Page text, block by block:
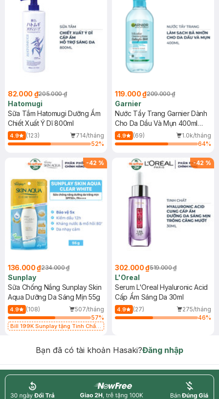
82.000 ₫205.000 ₫
Hatomugi
Sữa Tắm Hatomugi Dưỡng Ẩm
Chiết Xuất Ý Dĩ 800ml
4.9 (123)
714/tháng
52%
119.000 ₫209.000 ₫
Garnier
Nước Tẩy Trang Garnier Dành
Cho Da Dầu Và Mụn 400ml
(Mới)
4.9 (69)
1.0k/tháng
64%
-42 %
136.000 ₫234.000 ₫
Sunplay
Sữa Chống Nắng Sunplay Skin
Aqua Dưỡng Da Sáng Mịn 55g
4.9 (108)
507/tháng
57%
Bill 199K Sunplay tặng Tinh Chất
-42 %
302.000 ₫519.000 ₫
L'Oreal
Serum L'Oreal Hyaluronic Acid
Cấp Ẩm Sáng Da 30ml
4.9 (27)
275/tháng
46%
Bạn đã có tài khoản Hasaki?Đăng nhập